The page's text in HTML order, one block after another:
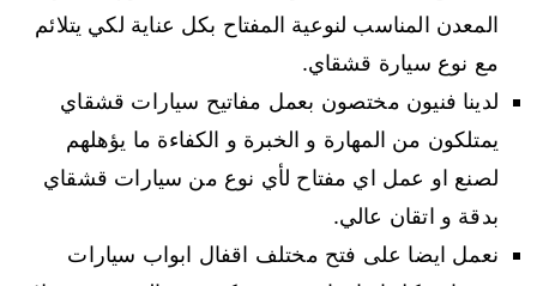
المعدن المناسب لنوعية المفتاح بكل عناية لكي يتلائم
مع نوع سيارة قشقاي.
لدينا فنيون مختصون بعمل مفاتيح سيارات قشقاي
يمتلكون من المهارة و الخبرة و الكفاءة ما يؤهلهم
لصنع او عمل اي مفتاح لأي نوع من سيارات قشقاي
بدقة و اتقان عالي.
نعمل ايضا على فتح مختلف اقفال ابواب سيارات